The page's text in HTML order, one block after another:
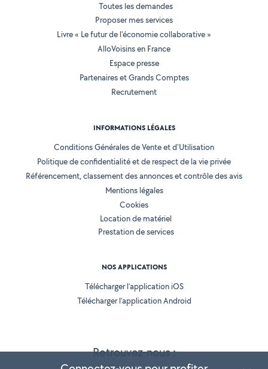
Retrouvez-nous :
Toutes les demandes
Proposer mes services
Livre « Le futur de l'économie collaborative »
AlloVoisins en France
Espace presse
Partenaires et Grands Comptes
Recrutement
INFORMATIONS LÉGALES
Conditions Générales de Vente et d'Utilisation
Politique de confidentialité et de respect de la vie privée
Référencement, classement des annonces et contrôle des avis
Mentions légales
Cookies
Location de matériel
Prestation de services
NOS APPLICATIONS
Télécharger l’application iOS
Télécharger l’application Android